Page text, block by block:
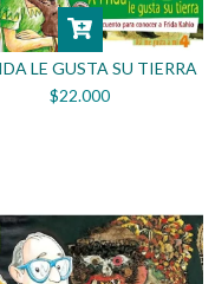
LE GUSTA SU TIERRA
$22.000